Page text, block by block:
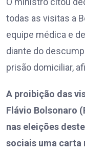
todas as visitas a
equipe médica e
diante do
prisão domiciliar,
A proibição das
Flávio Bolsonaro
nas eleições
sociais uma carta